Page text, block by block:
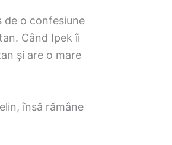
de o confesiune
Când Ipek îi
și are o mare
însă rămâne